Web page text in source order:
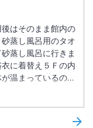
はそのまま館内の
蒸し風呂用のタオ
蒸し風呂に行きま
に着替え５Ｆの内
温まっているの
で更に汗をかいた
を貸して下さい」